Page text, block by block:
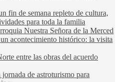
fin de semana repleto de cultura,
para toda la familia
Nuestra Señora de la Merced
acontecimiento histórico: la visita
entre las obras del acuerdo
de astroturismo para